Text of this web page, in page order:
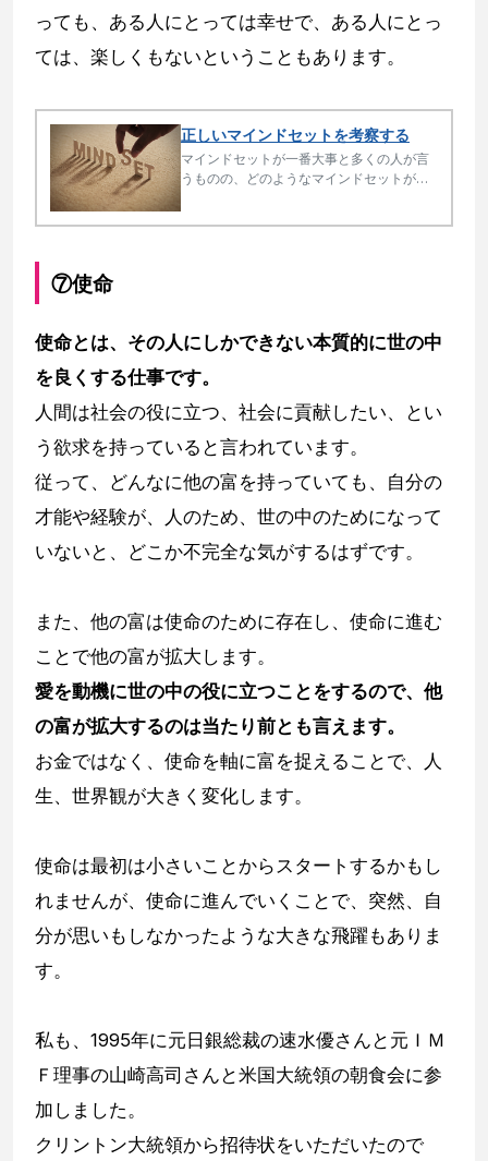
っても、ある人にとっては幸せで、ある人にとっ
ては、楽しくもないということもあります。
正しいマインドセットを考察する
マインドセットが一番大事と多くの人が言
うものの、どのようなマインドセットが良
⑦使命
使命とは、その人にしかできない本質的に世の中
を良くする仕事です。
人間は社会の役に立つ、社会に貢献したい、とい
う欲求を持っていると言われています。
従って、どんなに他の富を持っていても、自分の
才能や経験が、人のため、世の中のためになって
いないと、どこか不完全な気がするはずです。
また、他の富は使命のために存在し、使命に進む
ことで他の富が拡大します。
愛を動機に世の中の役に立つことをするので、他
の富が拡大するのは当たり前とも言えます。
お金ではなく、使命を軸に富を捉えることで、人
生、世界観が大きく変化します。
使命は最初は小さいことからスタートするかもし
れませんが、使命に進んでいくことで、突然、自
分が思いもしなかったような大きな飛躍もありま
す。
私も、1995年に元日銀総裁の速水優さんと元ＩＭ
Ｆ理事の山崎高司さんと米国大統領の朝食会に参
加しました。
クリントン大統領から招待状をいただいたので